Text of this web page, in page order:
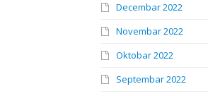
Decembar 2022
Novembar 2022
Oktobar 2022
Septembar 2022